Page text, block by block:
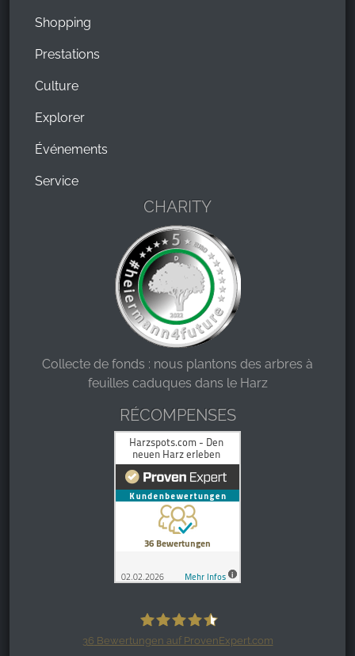
Shopping
Prestations
Culture
Explorer
Événements
Service
CHARITY
Collecte de fonds : nous plantons des arbres à
feuilles caduques dans le Harz
RÉCOMPENSES
36 Bewertungen auf ProvenExpert.com